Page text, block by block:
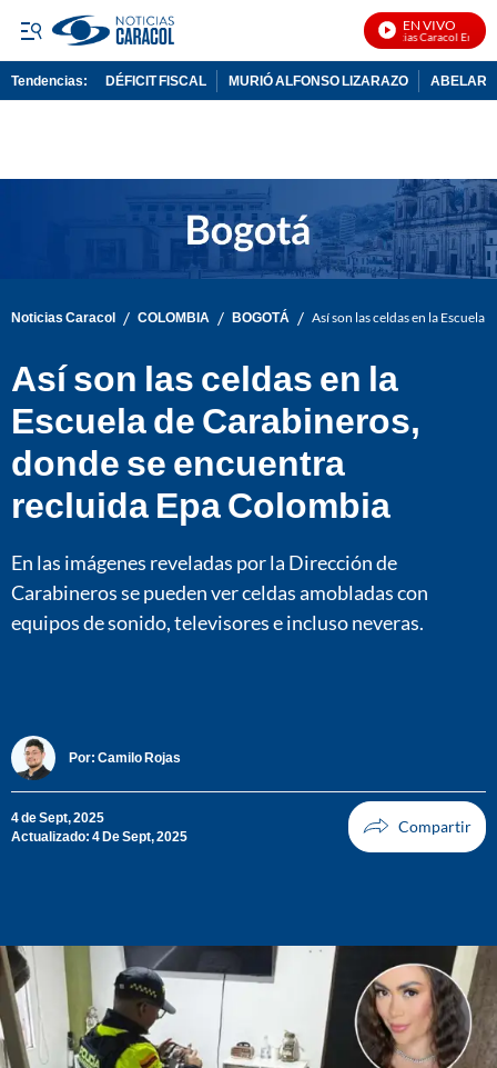
EN VIVO
Noticias Caracol En Vivo
Tendencias: DÉFICIT FISCAL MURIÓ ALFONSO LIZARAZO
Noticias Caracol / COLOMBIA / BOGOTÁ / Así son las celdas en la
Así son las celdas en la
Escuela de Carabineros,
donde se encuentra
recluida Epa Colombia
En las imágenes reveladas por la Dirección de
Carabineros se pueden ver celdas amobladas con
equipos de sonido, televisores e incluso neveras.
Por: Camilo Rojas
4 de Sept, 2025
Actualizado: 4 De Sept, 2025